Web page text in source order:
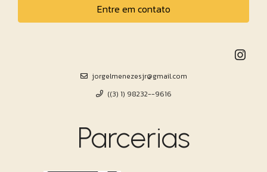
Entre em contato
jorgelmenezesjr@gmail.com
((3) 1) 98232--9616
Parcerias